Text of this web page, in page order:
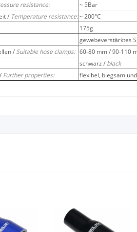
resistance:
~ 5Bar
/ Temperature resistance:~ 200°C
175g
gewebeverstärktes
/ Suitable hose clamps: 60-80 mm / 90-110
schwarz / black
Further properties: flexibel, biegsam